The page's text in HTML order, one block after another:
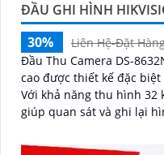
ĐẦU GHI HÌNH
30%
Liên Hệ-Đặt
Đầu Thu Camera DS-
cao được thiết kế đặc
Với khả năng thu hình 32
giúp quan sát và ghi lại